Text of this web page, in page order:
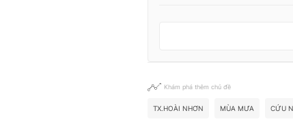
Khám phá thêm chủ đề
TX.HOÀI NHƠN MÙA MƯA CỨU